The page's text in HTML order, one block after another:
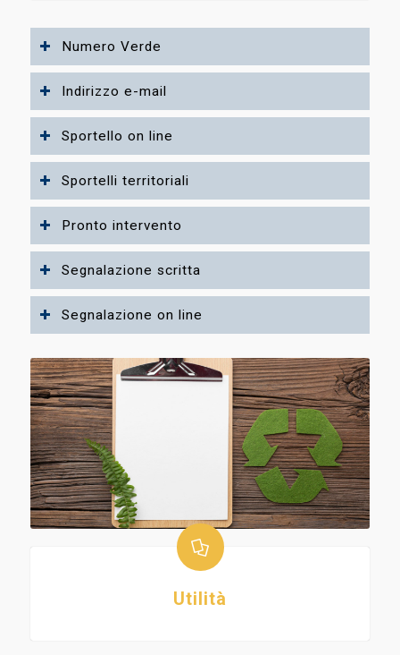
Numero Verde
Indirizzo e-mail
Sportello on line
Sportelli territoriali
Pronto intervento
Segnalazione scritta
Segnalazione on line
Utilità